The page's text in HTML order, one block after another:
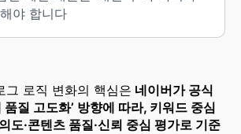
해야 합니다
로직 변화의 핵심은 네이버가 공식
품질 고도화’ 방향에 따라, 키워드 중심
도·콘텐츠 품질·신뢰 중심 평가로 기준